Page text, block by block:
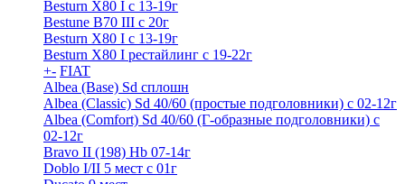
Besturn X80 I с 13-19г
Bestune B70 III с 20г
Besturn X80 I с 13-19г
Besturn X80 I рестайлинг с 19-22г
+- FIAT
Albea (Base) Sd сплошн
Albea (Classic) Sd 40/60 (простые подголовники) с 02-12г
Albea (Comfort) Sd 40/60 (Г-образные подголовники) с
02-12г
Bravo II (198) Hb 07-14г
Doblo I/II 5 мест с 01г